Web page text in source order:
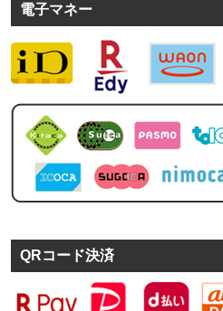
電子マネー
QRコード決済